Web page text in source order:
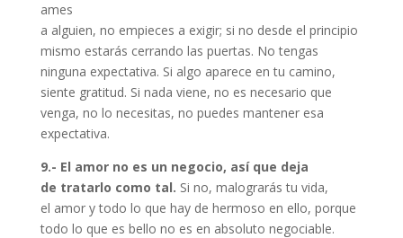
ames
a alguien, no empieces a exigir; si no desde el principio
mismo estarás cerrando las puertas. No tengas
ninguna expectativa. Si algo aparece en tu camino,
siente gratitud. Si nada viene, no es necesario que
venga, no lo necesitas, no puedes mantener esa
expectativa.
9.- El amor no es un negocio, así que deja
de tratarlo como tal. Si no, malograrás tu vida,
el amor y todo lo que hay de hermoso en ello, porque
todo lo que es bello no es en absoluto negociable.